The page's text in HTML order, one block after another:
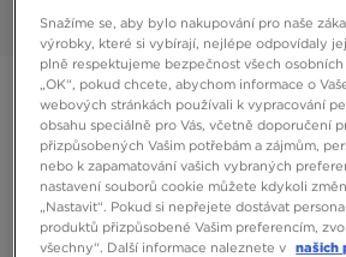
Vybrané: 33,5 Smazat vše
Snažíme se, aby bylo nakupování pro naše
výrobky, které si vybírají, nejlépe odpovídaly
plně respektujeme bezpečnost všech
„OK“, pokud chcete, abychom informace o
webových stránkách používali k vypracování
obsahu speciálně pro Vás, včetně doporučení
přizpůsobených Vašim potřebám a zájmům,
nebo k zapamatování vašich vybraných
nastavení souborů cookie můžete kdykoli
„Nastavit“. Pokud si nepřejete dostávat
produktů přizpůsobené Vašim preferencím,
všechny“. Další informace naleznete v našich